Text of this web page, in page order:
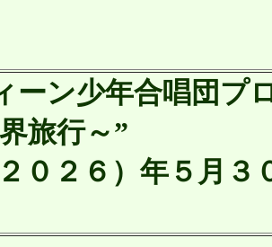
ーン少年合唱団
旅行～”
０２６）年５月